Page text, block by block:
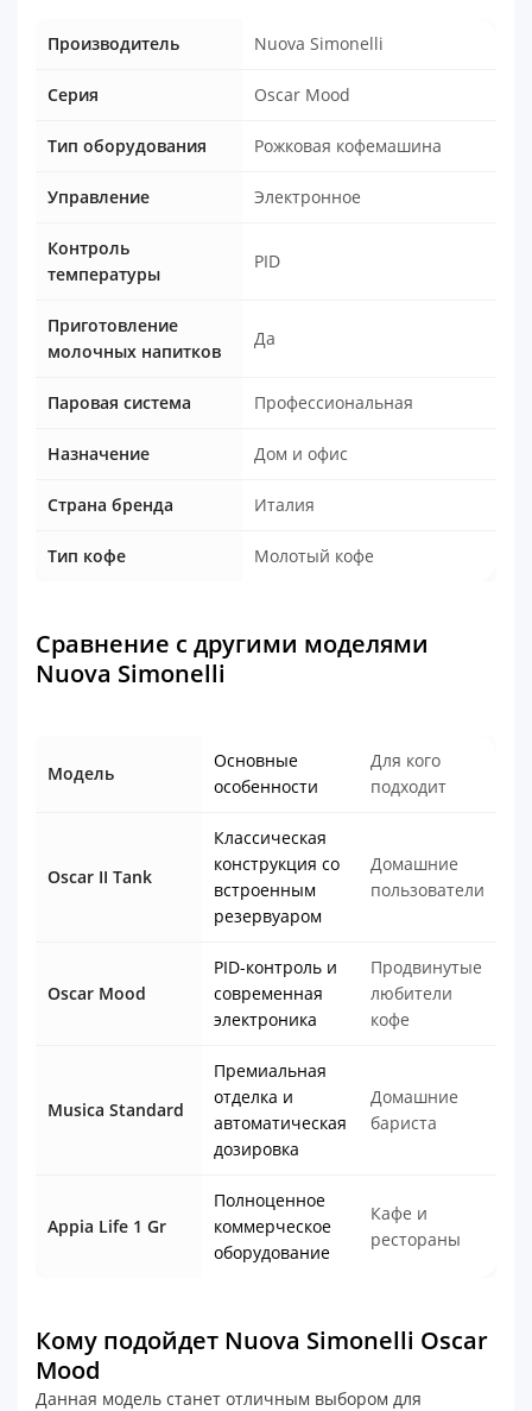
Производитель Nuova Simonelli
Серия Oscar Mood
Тип оборудования Рожковая кофемашина
Управление Электронное
Контроль
температуры
PID
Приготовление
молочных напитков
Да
Паровая система Профессиональная
Назначение Дом и офис
Страна бренда Италия
Тип кофе Молотый кофе
Сравнение с другими моделями
Nuova Simonelli
Модель
Основные
особенности
Для кого
подходит
Oscar II Tank
Классическая
конструкция со
встроенным
резервуаром
Домашние
пользователи
Oscar Mood
PID-контроль и
современная
электроника
Продвинутые
любители
кофе
Musica Standard
Премиальная
отделка и
автоматическая
дозировка
Домашние
бариста
Appia Life 1 Gr
Полноценное
коммерческое
оборудование
Кафе и
рестораны
Кому подойдет Nuova Simonelli Oscar
Mood
Данная модель станет отличным выбором для